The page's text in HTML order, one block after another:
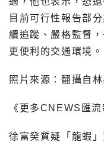
目前可行性報告部
續追蹤、嚴格監督
更便利的交通環境。
照片來源：翻攝自
《更多CNEWS匯流
徐富癸質疑「龍蝦